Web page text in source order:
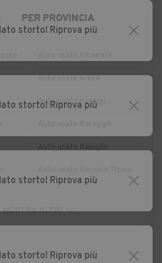
PER PROVINCIA
Auto usate Arese
Auto usate Assago
Auto usate Basiglio
storto! Riprova più
storto! Riprova più
storto! Riprova più
storto! Riprova più